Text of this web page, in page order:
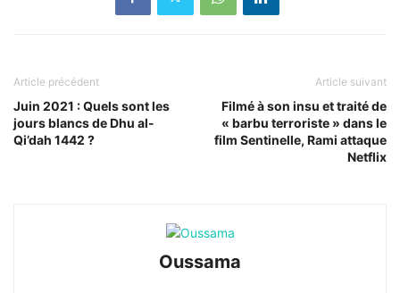
Article précédent
Juin 2021 : Quels sont les
jours blancs de Dhu al-
Qi’dah 1442 ?
Article suivant
Filmé à son insu et traité de
« barbu terroriste » dans le
film Sentinelle, Rami attaque
Netflix
Oussama